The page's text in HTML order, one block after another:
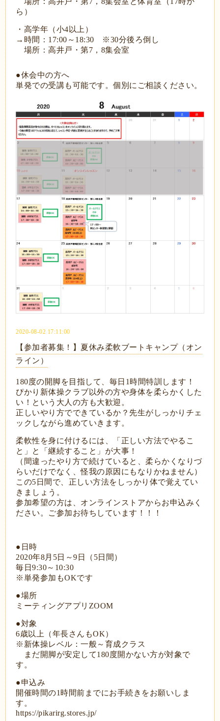
ら）
・高学年（小4以上）
→時間：17:00～18:30 ※30分後ろ倒し
場所：高井戸・第7，8集会室
●休会中の方へ
単発での受講も可能です。個別にご相談ください。
2020-08-02 17:11:00
【参加者募集！】夏休み柔軟ブートキャンプ（オン
ライン）
180度の開脚を目指して、毎日1時間特訓します！
ぴかり新体操クラブ以外の方や身体を柔らかくした
い！という大人の方も大歓迎。
正しいやり方でできているか？先生がしっかりチェ
ックしながら進めていきます。
柔軟性を身に付けるには、「正しい方法でやるこ
と」と「継続すること」が大事！
（間違ったやり方で続けていると、柔らかくなりづ
らいだけでなく、怪我の原因にもなりかねません）
この5日間で、正しい方法をしっかり体で覚えてい
きましょう。
参加希望の方は、オンラインストアからお申込みく
ださい。ご参加お待ちしています！！！
●日時
2020年8月5日～9日（5日間）
毎日9:30～10:30
※単発参加もOKです
●場所
ミーティングアプリZOOM
●対象
6歳以上（年長さんもOK）
※新体操レベル：一般～育成クラス
まだ開脚が安定して180度開かない方が対象で
す。
●申込み
開催時間の1時間前までにお手続きをお願いしま
す。
https://pikarirg.stores.jp/